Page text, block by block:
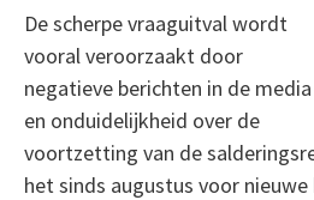
De scherpe vraaguitval wordt
vooral veroorzaakt door
negatieve berichten in de media
en onduidelijkheid over de
voortzetting van de
het sinds augustus voor nieuwe